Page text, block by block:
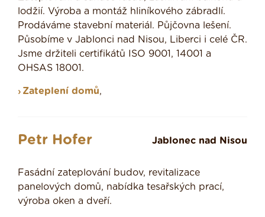
lodžií. Výroba a montáž hliníkového zábradlí.
Prodáváme stavební materiál. Půjčovna lešení.
Působíme v Jablonci nad Nisou, Liberci i celé ČR.
Jsme držiteli certifikátů ISO 9001, 14001 a
OHSAS 18001.
Zateplení domů,
Petr Hofer Jablonec nad Nisou
Fasádní zateplování budov, revitalizace
panelových domů, nabídka tesařských prací,
výroba oken a dveří.